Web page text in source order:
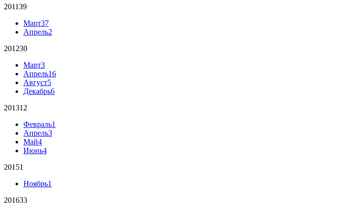
201139
Март37
Апрель2
201230
Март3
Апрель16
Август5
Декабрь6
201312
Февраль1
Апрель3
Май4
Июнь4
20151
Ноябрь1
201633